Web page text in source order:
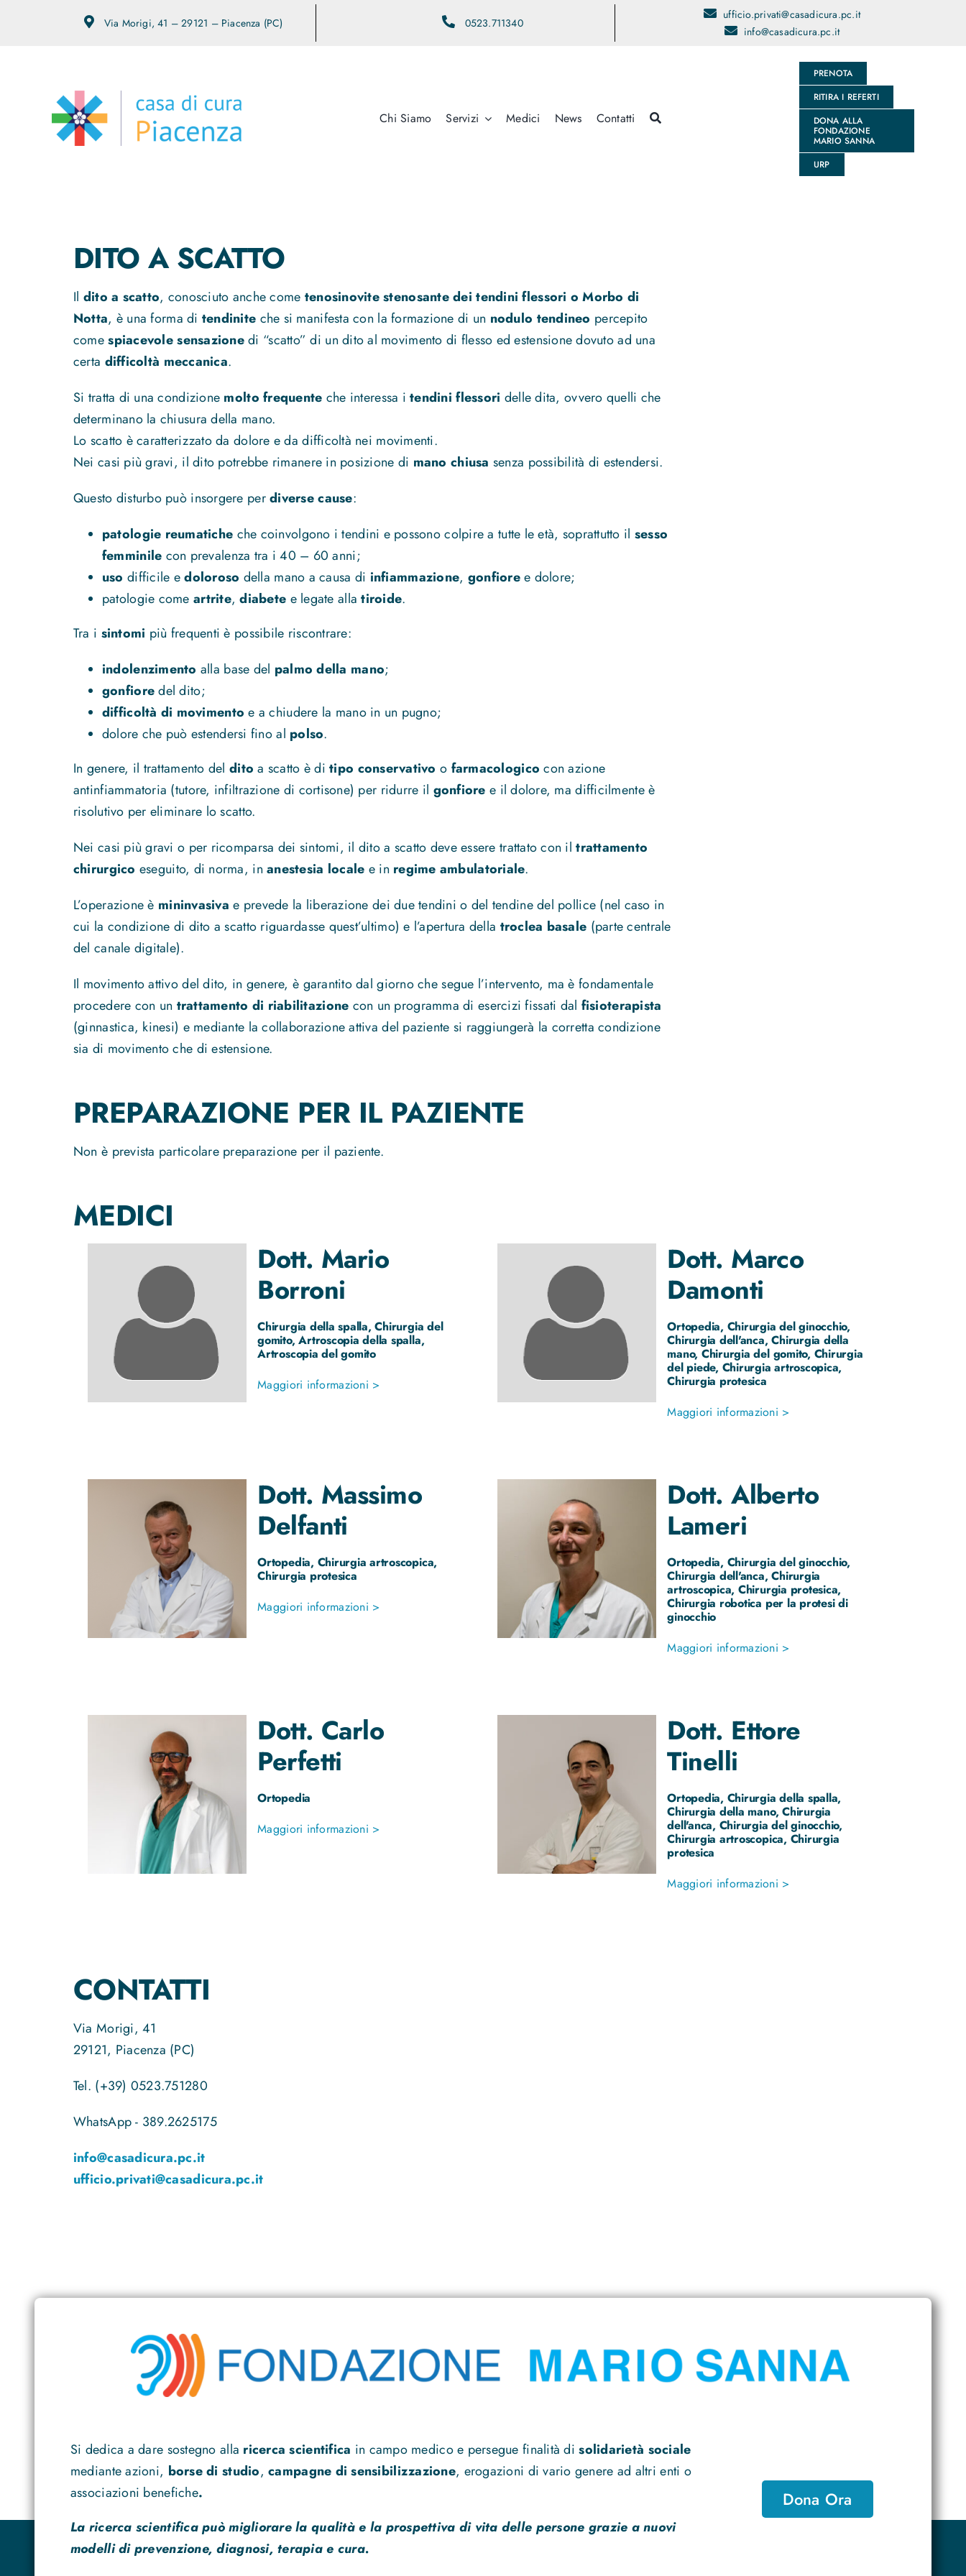
Via Morigi, 41 – 29121 – Piacenza (PC) 0523.711340
ufficio.privati@casadicura.pc.it
info@casadicura.pc.it
Chi Siamo Servizi Medici News Contatti
PRENOTA
RITIRA I REFERTI
DONA ALLA
FONDAZIONE
MARIO SANNA
URP
DITO A SCATTO
Il dito a scatto, conosciuto anche come tenosinovite stenosante dei tendini flessori o Morbo di
Notta, è una forma di tendinite che si manifesta con la formazione di un nodulo tendineo percepito
comespiacevole sensazionedi “scatto” di un dito al movimento di flesso ed estensione dovuto ad una
certa difficoltà meccanica.
Si tratta di una condizione molto frequente che interessa itendini flessori delle dita, ovvero quelli che
determinano la chiusura della mano.
Lo scatto è caratterizzato da dolore e da difficoltà nei movimenti.
Nei casi più gravi, il dito potrebbe rimanere in posizione di mano chiusa senza possibilità di estendersi.
Questo disturbo può insorgere perdiverse cause:
patologie reumatiche che coinvolgono i tendini e possono colpire a tutte le età, soprattutto il sesso
femminile con prevalenza tra i 40 – 60 anni;
uso difficile edoloroso della mano a causa di infiammazione, gonfioree dolore;
patologie come artrite,diabete e legate alla tiroide.
Tra i sintomi più frequenti è possibile riscontrare:
indolenzimento alla base del palmo della mano;
gonfioredel dito;
difficoltà di movimentoe a chiudere la mano in un pugno;
dolore che può estendersi fino al polso.
In genere, il trattamento del dito a scatto è ditipo conservativoo farmacologicocon azione
antinfiammatoria (tutore, infiltrazione di cortisone) per ridurre il gonfiore e il dolore, ma difficilmente è
risolutivo per eliminare lo scatto.
Nei casi più gravi o per ricomparsa dei sintomi, il dito a scatto deve essere trattato con iltrattamento
chirurgico eseguito, di norma, inanestesia locale e in regime ambulatoriale.
L’operazione è mininvasiva e prevede la liberazione dei due tendini o del tendine del pollice (nel caso in
cui la condizione di dito a scatto riguardasse quest’ultimo) e l’apertura della troclea basale (parte centrale
del canale digitale).
Il movimento attivo del dito, in genere, è garantito dal giorno che segue l’intervento, ma è fondamentale
procedere con un trattamento di riabilitazione con un programma di esercizi fissati dal fisioterapista
(ginnastica, kinesi) e mediante la collaborazione attiva del paziente si raggiungerà la corretta condizione
sia di movimento che di estensione.
PREPARAZIONE PER IL PAZIENTE
Non è prevista particolare preparazione per il paziente.
MEDICI
Dott. Mario
Borroni
Chirurgia della spalla, Chirurgia del
gomito, Artroscopia della spalla,
Artroscopia del gomito
Maggiori informazioni >
Dott. Marco
Damonti
Ortopedia, Chirurgia del ginocchio,
Chirurgia dell'anca, Chirurgia della
mano, Chirurgia del gomito, Chirurgia
del piede, Chirurgia artroscopica,
Chirurgia protesica
Maggiori informazioni >
Dott. Massimo
Delfanti
Ortopedia, Chirurgia artroscopica,
Chirurgia protesica
Maggiori informazioni >
Dott.Alberto
Lameri
Ortopedia, Chirurgia del ginocchio,
Chirurgia dell'anca, Chirurgia
artroscopica, Chirurgia protesica,
Chirurgia robotica per la protesi di
ginocchio
Maggiori informazioni >
Dott. Carlo
Perfetti
Ortopedia
Maggiori informazioni >
Dott. Ettore
Tinelli
Ortopedia, Chirurgia della spalla,
Chirurgia della mano, Chirurgia
dell'anca, Chirurgia del ginocchio,
Chirurgia artroscopica, Chirurgia
protesica
Maggiori informazioni >
CONTATTI
Via Morigi, 41
29121, Piacenza (PC)
Tel. (+39) 0523.751280
WhatsApp - 389.2625175
info@casadicura.pc.it
ufficio.privati@casadicura.pc.it
Si dedica a dare sostegno alla ricerca scientifica in campo medico e persegue finalità disolidarietà sociale
mediante azioni, borse di studio,campagne di sensibilizzazione, erogazioni di vario genere ad altri enti o
associazioni benefiche.
La ricerca scientifica può migliorare la qualità e la prospettiva di vita delle persone grazie a nuovi
modelli di prevenzione, diagnosi, terapia e cura.
Dona Ora